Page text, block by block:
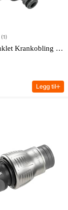
(1)
Gardena Vinklet Krankobling 33,3 Mm (G 1") / 26,5 Mm (G 3/4") / 21Mm (G 1/2")
Legg til